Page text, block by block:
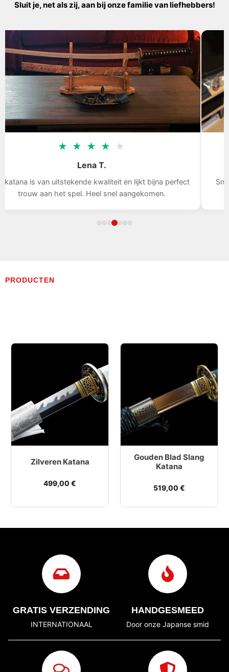
Sluit je, net als zij, aan bij onze familie van liefhebbers!
★ ★ ★ ★
Tom D.
Snelle levering, het zwaard is indrukwekkend, ik ben blij
met mijn aankoop.
PRODUCTEN
Zilveren Katana
499,00 €
Gouden Blad Slang
Katana
519,00 €
GRATIS VERZENDING
INTERNATIONAAL
HANDGESMEED
Door onze Japanse smid